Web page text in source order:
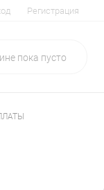
Регистрация
пока пусто